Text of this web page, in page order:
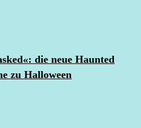
die neue Haunted
zu Halloween